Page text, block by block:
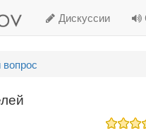
Дискуссии